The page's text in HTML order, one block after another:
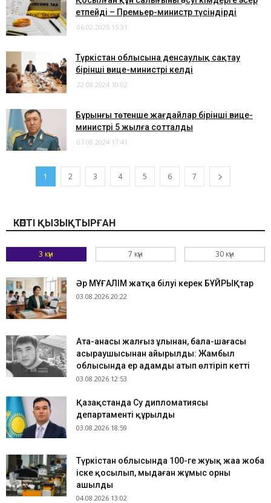
етпейді – Премьер-министр түсіндірді
06.02.2025 15:31
Түркістан облысына денсаулық сақтау
бірінші вице-министрі келді
22.08.2024 10:02
Бұрынғы төтенше жағдайлар бірінші вице-
министрі 5 жылға сотталды
07.08.2024 17:41
1 2 3 4 5 6 7
КӨПТІ ҚЫЗЫҚТЫРҒАН
3 күн 7 күн 30 күн
Әр МҰҒАЛІМ жатқа білуі керек БҰЙРЫҚтар
03.08.2026 20:22
Ата-анасы жалғыз ұлынан, бала-шағасы
асыраушысынан айырылды: Жамбыл
облысында ер адамды атып өлтіріп кетті
03.08.2026 12:53
Қазақстанда Су дипломатиясы
департаменті құрылды
03.08.2026 18:59
Түркістан облысында 100-ге жуық жаңа жоба
іске қосылып, мыңдаған жұмыс орны
ашылды
04.08.2026 13:02